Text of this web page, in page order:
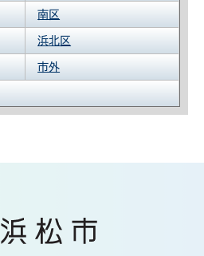
南区
浜北区
市外